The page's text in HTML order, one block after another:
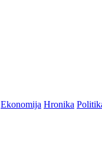
Ekonomija Hronika